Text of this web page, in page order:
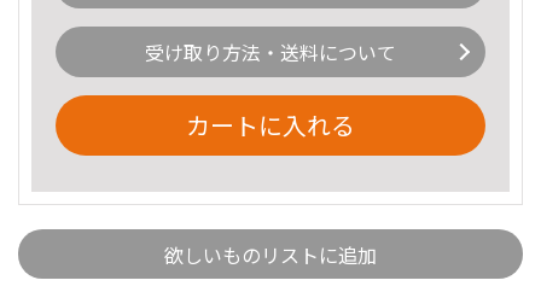
受け取り方法・送料について
カートに入れる
欲しいものリストに追加